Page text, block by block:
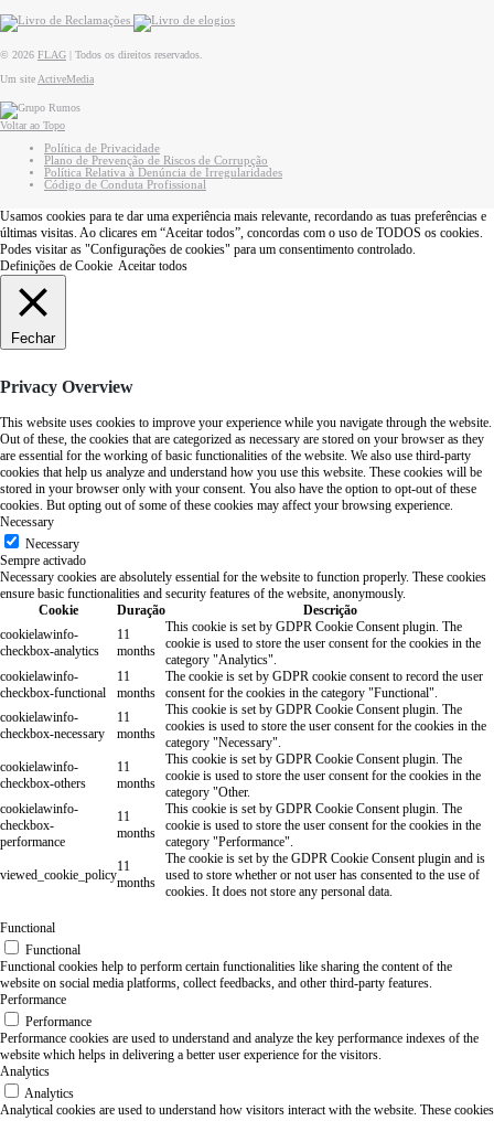
© 2026 FLAG
Todos os direitos reservados.
Um site ActiveMedia
Voltar ao Topo
Política de Privacidade
Plano de Prevenção de Riscos de Corrupção
Política Relativa à Denúncia de Irregularidades
Código de Conduta Profissional
Usamos cookies para te dar uma experiência mais relevante, recordando as tuas preferências e
últimas visitas. Ao clicares em “Aceitar todos”, concordas com o uso de TODOS os cookies.
Podes visitar as "Configurações de cookies" para um consentimento controlado.
Definições de Cookie Aceitar todos
Fechar
Privacy Overview
This website uses cookies to improve your experience while you navigate through the website.
Out of these, the cookies that are categorized as necessary are stored on your browser as they
are essential for the working of basic functionalities of the website. We also use third-party
cookies that help us analyze and understand how you use this website. These cookies will be
stored in your browser only with your consent. You also have the option to opt-out of these
cookies. But opting out of some of these cookies may affect your browsing experience.
Necessary
Necessary
Sempre activado
Necessary cookies are absolutely essential for the website to function properly. These cookies
ensure basic functionalities and security features of the website, anonymously.
Cookie
Duração
Descrição
cookielawinfo-
checkbox-analytics
11
months
This cookie is set by GDPR Cookie Consent plugin. The
cookie is used to store the user consent for the cookies in the
category "Analytics".
cookielawinfo-
checkbox-functional
11
months
The cookie is set by GDPR cookie consent to record the user
consent for the cookies in the category "Functional".
cookielawinfo-
checkbox-necessary
11
months
This cookie is set by GDPR Cookie Consent plugin. The
cookies is used to store the user consent for the cookies in the
category "Necessary".
cookielawinfo-
checkbox-others
11
months
This cookie is set by GDPR Cookie Consent plugin. The
cookie is used to store the user consent for the cookies in the
category "Other.
cookielawinfo-
checkbox-
performance
11
months
This cookie is set by GDPR Cookie Consent plugin. The
cookie is used to store the user consent for the cookies in the
category "Performance".
viewed_cookie_policy
11
months
The cookie is set by the GDPR Cookie Consent plugin and is
used to store whether or not user has consented to the use of
cookies. It does not store any personal data.
Functional
Functional
Functional cookies help to perform certain functionalities like sharing the content of the
website on social media platforms, collect feedbacks, and other third-party features.
Performance
Performance
Performance cookies are used to understand and analyze the key performance indexes of the
website which helps in delivering a better user experience for the visitors.
Analytics
Analytics
Analytical cookies are used to understand how visitors interact with the website. These cookies